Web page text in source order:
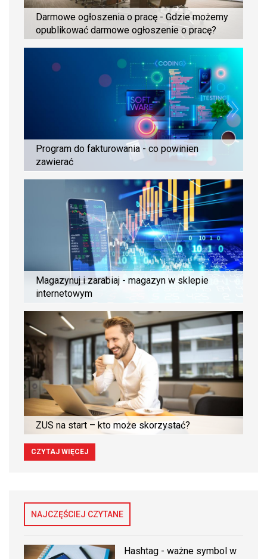
Darmowe ogłoszenia o pracę - Gdzie możemy
opublikować darmowe ogłoszenie o pracę?
Program do fakturowania - co powinien
zawierać
Magazynuj i zarabiaj - magazyn w sklepie
internetowym
ZUS na start – kto może skorzystać?
CZYTAJ WIĘCEJ
NAJCZĘŚCIEJ CZYTANE
Hashtag - ważne symbol w